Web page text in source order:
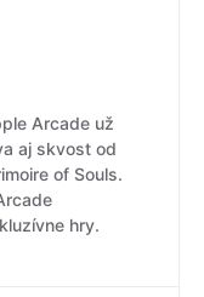
Arcade už
aj skvost od
of Souls.
hry.